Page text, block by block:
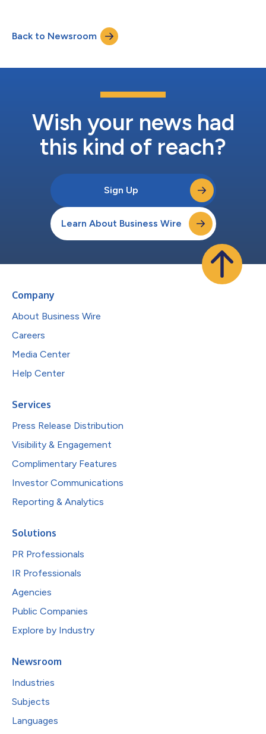
longo prazo do PIF. A estratégia terá como foco a criação de
ecossistemas domésticos competitivos para conectar
setores, desbloquear todo o potencial de ativos est...
Back to Newsroom
Wish your news had
this kind of reach?
Sign Up
Learn About Business Wire
Company
About Business Wire
Careers
Media Center
Help Center
Services
Press Release Distribution
Visibility & Engagement
Complimentary Features
Investor Communications
Reporting & Analytics
Solutions
PR Professionals
IR Professionals
Agencies
Public Companies
Explore by Industry
Newsroom
Industries
Subjects
Languages